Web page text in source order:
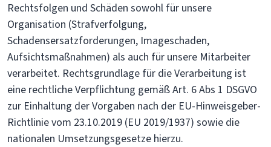
Rechtsfolgen und Schäden sowohl für unsere
Organisation (Strafverfolgung,
Schadensersatzforderungen, Imageschaden,
Aufsichtsmaßnahmen) als auch für unsere Mitarbeiter
verarbeitet. Rechtsgrundlage für die Verarbeitung ist
eine rechtliche Verpflichtung gemäß Art. 6 Abs 1 DSGVO
zur Einhaltung der Vorgaben nach der EU-Hinweisgeber-
Richtlinie vom 23.10.2019 (EU 2019/1937) sowie die
nationalen Umsetzungsgesetze hierzu.